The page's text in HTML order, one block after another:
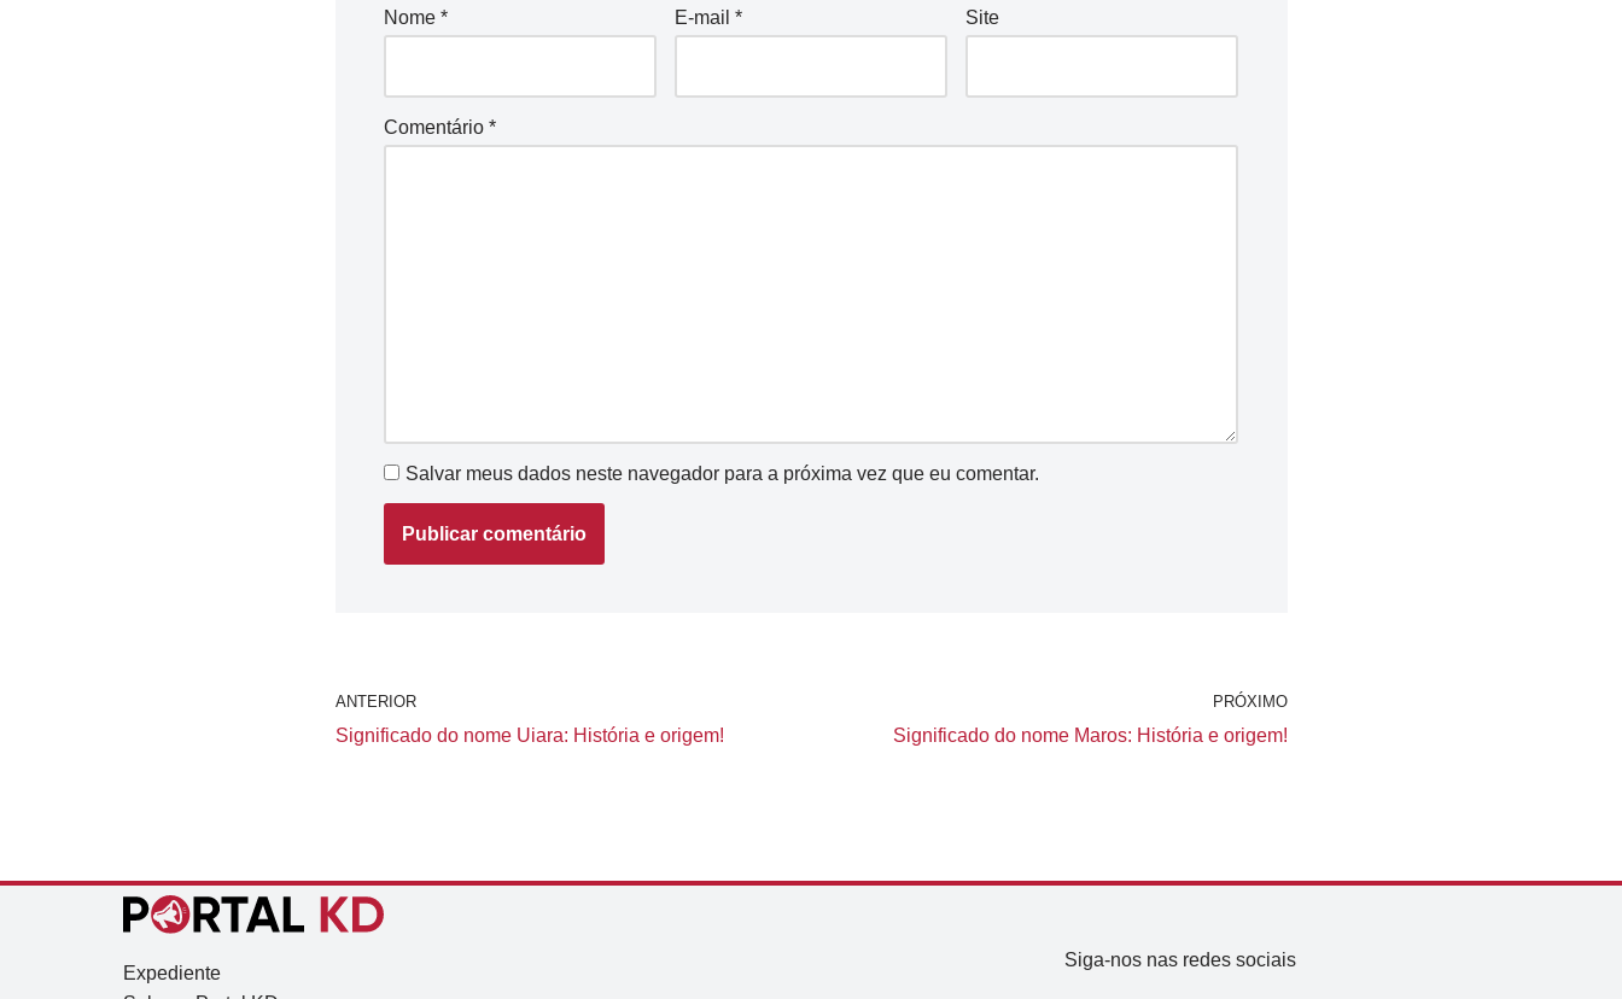
Nome * E-mail * Site
Comentário *
Salvar meus dados neste navegador para a próxima vez que eu comentar.
ANTERIOR
Significado do nome Uiara: História e origem!
PRÓXIMO
Significado do nome Maros: História e origem!
Expediente
Siga-nos nas redes sociais